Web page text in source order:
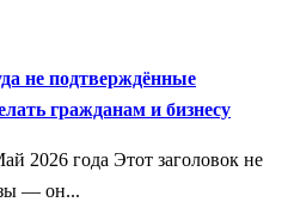
не подтверждённые
гражданам и бизнесу
2026 года Этот заголовок не
— он...